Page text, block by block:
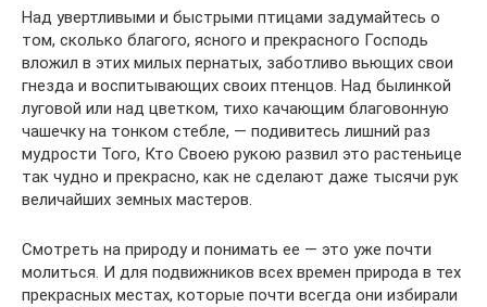
Над увертливыми и быстрыми птицами задумайтесь о
том, сколько благого, ясного и прекрасного Господь
вложил в этих милых пернатых, заботливо вьющих свои
гнезда и воспитывающих своих птенцов. Над былинкой
луговой или над цветком, тихо качающим благовонную
чашечку на тонком стебле, — подивитесь лишний раз
мудрости Того, Кто Своею рукою развил это растеньице
так чудно и прекрасно, как не сделают даже тысячи рук
величайших земных мастеров.
Смотреть на природу и понимать ее — это уже почти
молиться. И для подвижников всех времен природа в тех
прекрасных местах, которые почти всегда они избирали